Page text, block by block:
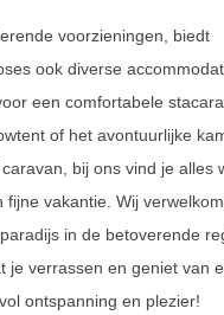
voorzieningen, biedt
ook diverse
een comfortabele
of het avontuurlijke
bij ons vind je alles
fijne vakantie. Wij
in de betoverende
je verrassen en geniet van
ontspanning en plezier!